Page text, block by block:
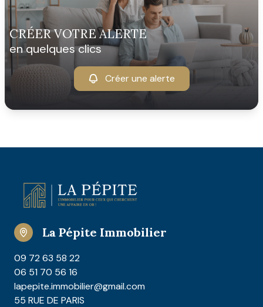
CRÉER VOTRE ALERTE
en quelques clics
Créer une alerte
La Pépite Immobilier
09 72 63 58 22
06 51 70 56 16
lapepite.immobilier@gmail.com
55 RUE DE PARIS